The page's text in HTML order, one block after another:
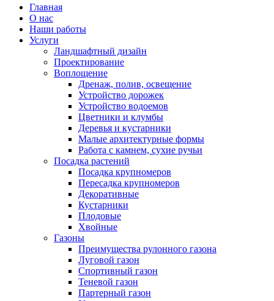
Главная
О нас
Наши работы
Услуги
Ландшафтный дизайн
Проектирование
Воплощение
Дренаж, полив, освещение
Устройство дорожек
Устройство водоемов
Цветники и клумбы
Деревья и кустарники
Малые архитектурные формы
Работа с камнем, сухие ручьи
Посадка растений
Посадка крупномеров
Пересадка крупномеров
Декоративные
Кустарники
Плодовые
Хвойные
Газоны
Преимущества рулонного газона
Луговой газон
Спортивный газон
Теневой газон
Партерный газон